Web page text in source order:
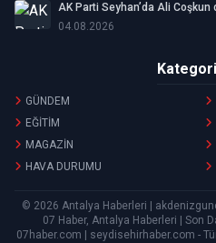
AK Parti Seyhan’da Ali Coşkun
04.08.2026
GÜNDEM
EĞİTİM
MAGAZİN
HAVA DURUMU
© 2026 Antalya Haberleri |
07 Haber, Antalya Haberleri | Son
07haber.com | seydisehirhaber.com -